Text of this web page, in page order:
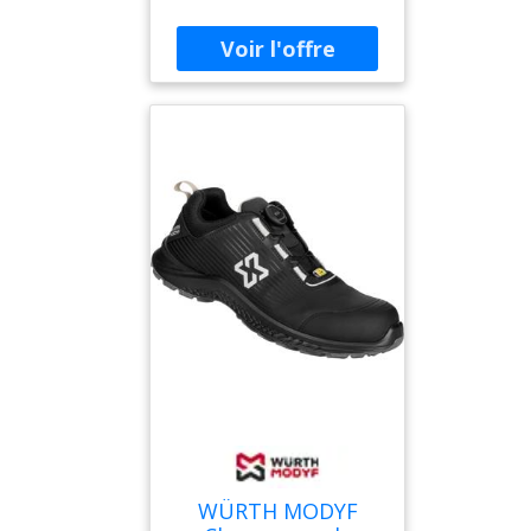
serrage particulièrement
pratique : le système de
laçage BOA. Grâce à sa
molette de réglage, il
précis et homogène sur
l'ensemble du pied. Sur le
terrain, ce système facilite
l'enfilage et évite les lacets
qui se desserrent au fil de
la journée. Il peut aussi
s'avérer très utile pour les
des difficultés avec les
lacets classiques. Par
exemple, certaines
personnes ayant perdu de
WÜRTH MODYF